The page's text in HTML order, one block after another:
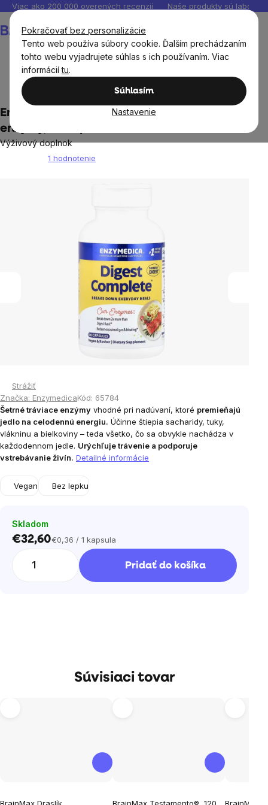
Pokračovať bez personalizácie
Tento web používa súbory cookie. Ďalším prechádzaním
tohto webu vyjadrujete súhlas s ich používaním. Viac
informáciítu.
Súhlasím
Nastavenie
Prejsť
obsah
Viac ako 200 000 overených recenzií Naše produkty sú
košík
Enzymedica Digest Complete, Tráviace
enzýmy, 90 kapsúl
Výživový doplnok
1 hodnotenie
Strážiť
Značka: EnzymedicaKód: 65784
Šetrné tráviace enzýmy vhodné pri nadúvaní, ktoré premieňajú
jedlo na celodennú energiu. Účinne štiepia sacharidy, tuky,
vlákninu a bielkoviny – teda všetko, čo sa obvykle nachádza v
každodennom jedle. Urýchľuje trávenie a podporuje
vstrebávanie živín. Detailné informácie
Vegan Bez lepku
Skladom
€32,60Jednotková
€0,36 / 1 kapsula
Pridať do košíka
Súvisiaci tovar